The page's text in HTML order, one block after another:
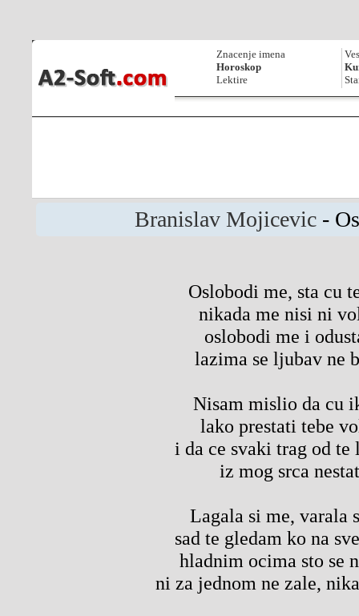
Znacenje imena
Horoskop
Lektire
Branislav Mojicevic-
Oslobodi me, sta cu
nikada me nisi ni
oslobodi me i
lazima se ljubav ne
Nisam mislio da cu
lako prestati tebe
i da ce svaki trag od te
iz mog srca
Lagala si me, varala
sad te gledam ko na
hladnim ocima sto se
ni za jednom ne zale,